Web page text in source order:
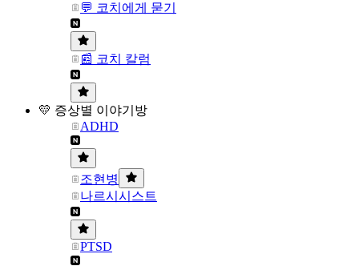
💬 코치에게 묻기
📰 코치 칼럼
💛 증상별 이야기방
ADHD
조현병
나르시시스트
PTSD